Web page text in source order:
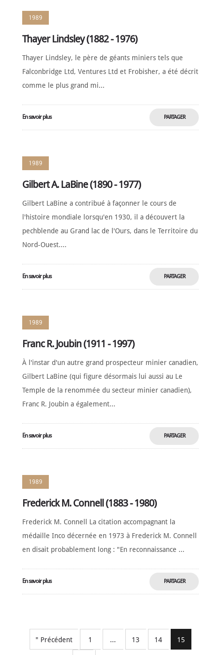
1989
Thayer Lindsley (1882 - 1976)
Thayer Lindsley, le père de géants miniers tels que
Falconbridge Ltd, Ventures Ltd et Frobisher, a été décrit
comme le plus grand mi...
En savoir plus PARTAGER
1989
Gilbert A. LaBine (1890 - 1977)
Gilbert LaBine a contribué à façonner le cours de
l'histoire mondiale lorsqu'en 1930, il a découvert la
pechblende au Grand lac de l'Ours, dans le Territoire du
Nord-Ouest....
En savoir plus PARTAGER
1989
Franc R. Joubin (1911 - 1997)
À l'instar d'un autre grand prospecteur minier canadien,
Gilbert LaBine (qui figure désormais lui aussi au Le
Temple de la renommée du secteur minier canadien),
Franc R. Joubin a également...
En savoir plus PARTAGER
1989
Frederick M. Connell (1883 - 1980)
Frederick M. Connell La citation accompagnant la
médaille Inco décernée en 1973 à Frederick M. Connell
en disait probablement long : "En reconnaissance ...
En savoir plus PARTAGER
" Précédent 1 ... 13 14 15